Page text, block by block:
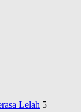
Lelah 5